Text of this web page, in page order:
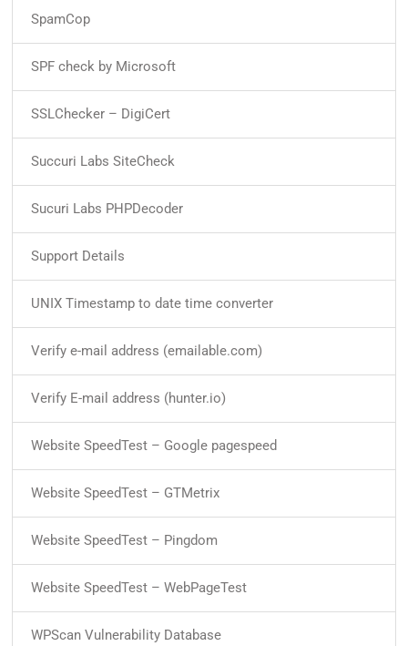
SpamCop
SPF check by Microsoft
SSLChecker – DigiCert
Succuri Labs SiteCheck
Sucuri Labs PHPDecoder
Support Details
UNIX Timestamp to date time converter
Verify e-mail address (emailable.com)
Verify E-mail address (hunter.io)
Website SpeedTest – Google pagespeed
Website SpeedTest – GTMetrix
Website SpeedTest – Pingdom
Website SpeedTest – WebPageTest
WPScan Vulnerability Database